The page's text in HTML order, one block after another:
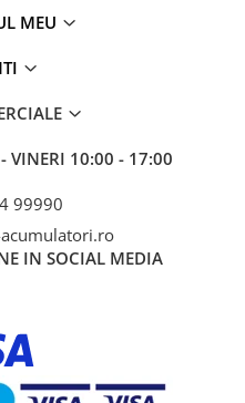
MEU
VINERI 10:00 - 17:00
99990
IN SOCIAL MEDIA